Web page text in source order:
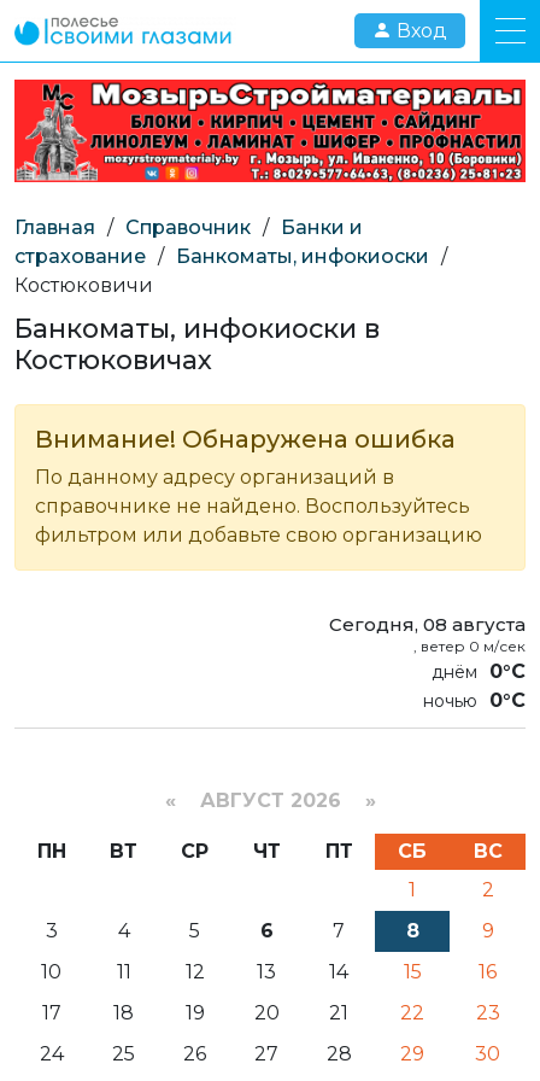
Вход
Главная / Справочник /
Банки и
страхование / Банкоматы, инфокиоски
/
Костюковичи
Банкоматы, инфокиоски в
Костюковичах
Внимание! Обнаружена ошибка
По данному адресу организаций в
справочнике не найдено. Воспользуйтесь
фильтром или добавьте свою организацию
Сегодня, 08 августа
, ветер 0 м/сек
0°C
0°C
« АВГУСТ 2026 »
ПН ВТ СР ЧТ ПТ СБ
ВС
1
2
3
4 5 6 7 8
9
10
11 12 13 14 15
16
17
18 19 20 21 22
23
24
25 26 27 28 29 30